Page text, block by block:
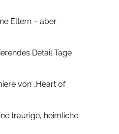
Eltern – aber
Detail Tage
von „Heart of
traurige, heimliche